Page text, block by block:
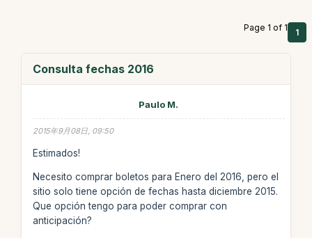
Page 1 of 1 1
Consulta fechas 2016
Paulo M.
2015年9月08日, 09:50
Estimados!
Necesito comprar boletos para Enero del 2016, pero el
sitio solo tiene opción de fechas hasta diciembre 2015.
Que opción tengo para poder comprar con
anticipación?